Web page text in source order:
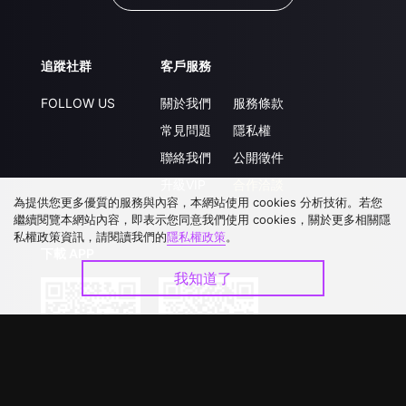
追蹤社群
FOLLOW US
客戶服務
關於我們
常見問題
聯絡我們
服務條款
隱私權
公開徵件
為提供您更多優質的服務與內容，本網站使用 cookies 分析技術。若您
繼續閱覽本網站內容，即表示您同意我們使用 cookies，關於更多相關隱
私權政策資訊，請閱讀我們的隱私權政策。
我知道了